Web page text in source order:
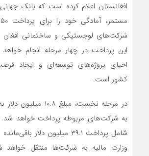
افغانستان اعلام کرده است که بانک
شرکت‌های لوجستیکی و ساختمانی افغان
این پرداخت در چهار مرحله انجام
احیای پروژه‌های توسعه‌ای و ایجاد
کشور است.
در مرحله نخست، مبلغ
به شرکت‌های مربوطه پرداخت خواهد
شامل پرداخت ۳۹.۱ میلیون دلار
وزارت مالیه به شرکت‌ها منتقل خواهد